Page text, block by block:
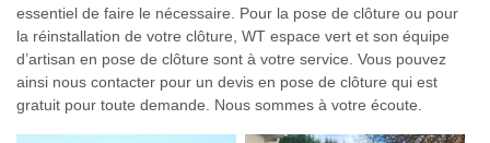
essentiel de faire le nécessaire. Pour la pose de clôture ou pour
la réinstallation de votre clôture, WT espace vert et son équipe
d’artisan en pose de clôture sont à votre service. Vous pouvez
ainsi nous contacter pour un devis en pose de clôture qui est
gratuit pour toute demande. Nous sommes à votre écoute.